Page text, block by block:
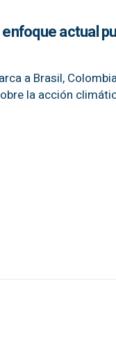
actual
a Brasil,
la acción